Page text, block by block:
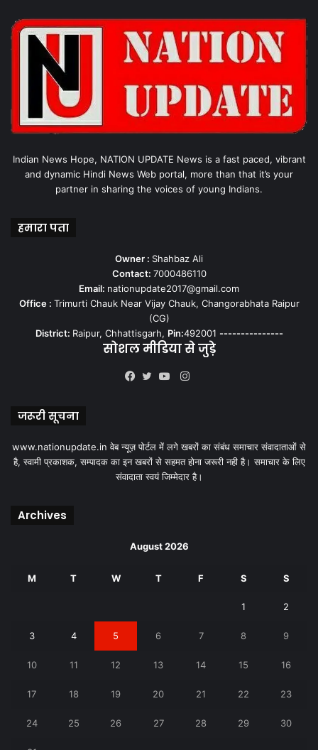
Indian News Hope, NATION UPDATE News is a fast paced, vibrant
and dynamic Hindi News Web portal, more than that it’s your
partner in sharing the voices of young Indians.
हमारा पता
Owner : Shahbaz Ali
Contact: 7000486110
Email: nationupdate2017@gmail.com
Office : Trimurti Chauk Near Vijay Chauk, Changorabhata Raipur
(CG)
District: Raipur, Chhattisgarh, Pin:492001 ---------------
सोशल मीडिया से जुड़े
Instagram
जरूरी सूचना
www.nationupdate.in वेब न्यूज़ पोर्टल में लगे खबरों का संबंध समाचार संवादाताओं से
है, स्वामी प्रकाशक, सम्पादक का इन खबरों से सहमत होना जरूरी नही है। समाचार के लिए
संवादाता स्वयं जिम्मेदार है।
Archives
August 2026
M T W T F S S
1 2
3 4 5 6 7 8 9
10 11 12 13 14 15 16
17 18 19 20 21 22 23
24 25 26 27 28 29 30